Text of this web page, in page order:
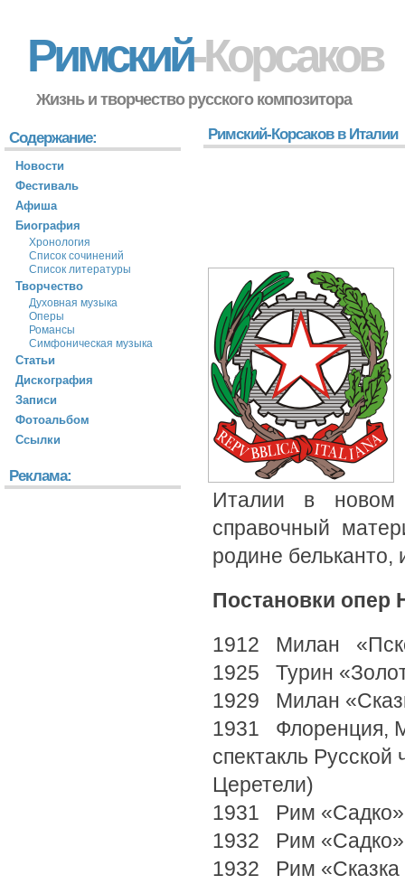
Римский-Корсаков
Жизнь и творчество русского композитора
Римский-Корсаков в Италии
Италии в новом
справочный
родине
Постановки опер
1912 Милан
1925 Турин
1929 Милан
1931 Флоренция,
спектакль
Церетели)
1931 Рим «Садко»
1932 Рим «Садко»
1932 Рим «Сказка
Содержание:
Новости
Фестиваль
Афиша
Биография
Хронология
Список сочинений
Список литературы
Творчество
Духовная музыка
Оперы
Романсы
Симфоническая музыка
Статьи
Дискография
Записи
Фотоальбом
Ссылки
Реклама: